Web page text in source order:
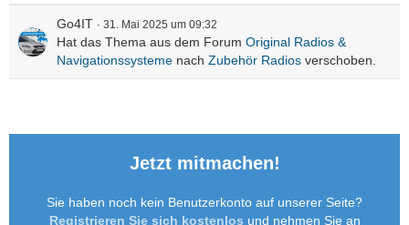
Go4IT 31. Mai 2025 um 09:32
Hat das Thema aus dem Forum Original Radios &
Navigationssysteme nach Zubehör Radios verschoben.
Jetzt mitmachen!
Sie haben noch kein Benutzerkonto auf unserer Seite?
Registrieren Sie sich kostenlos und nehmen Sie an